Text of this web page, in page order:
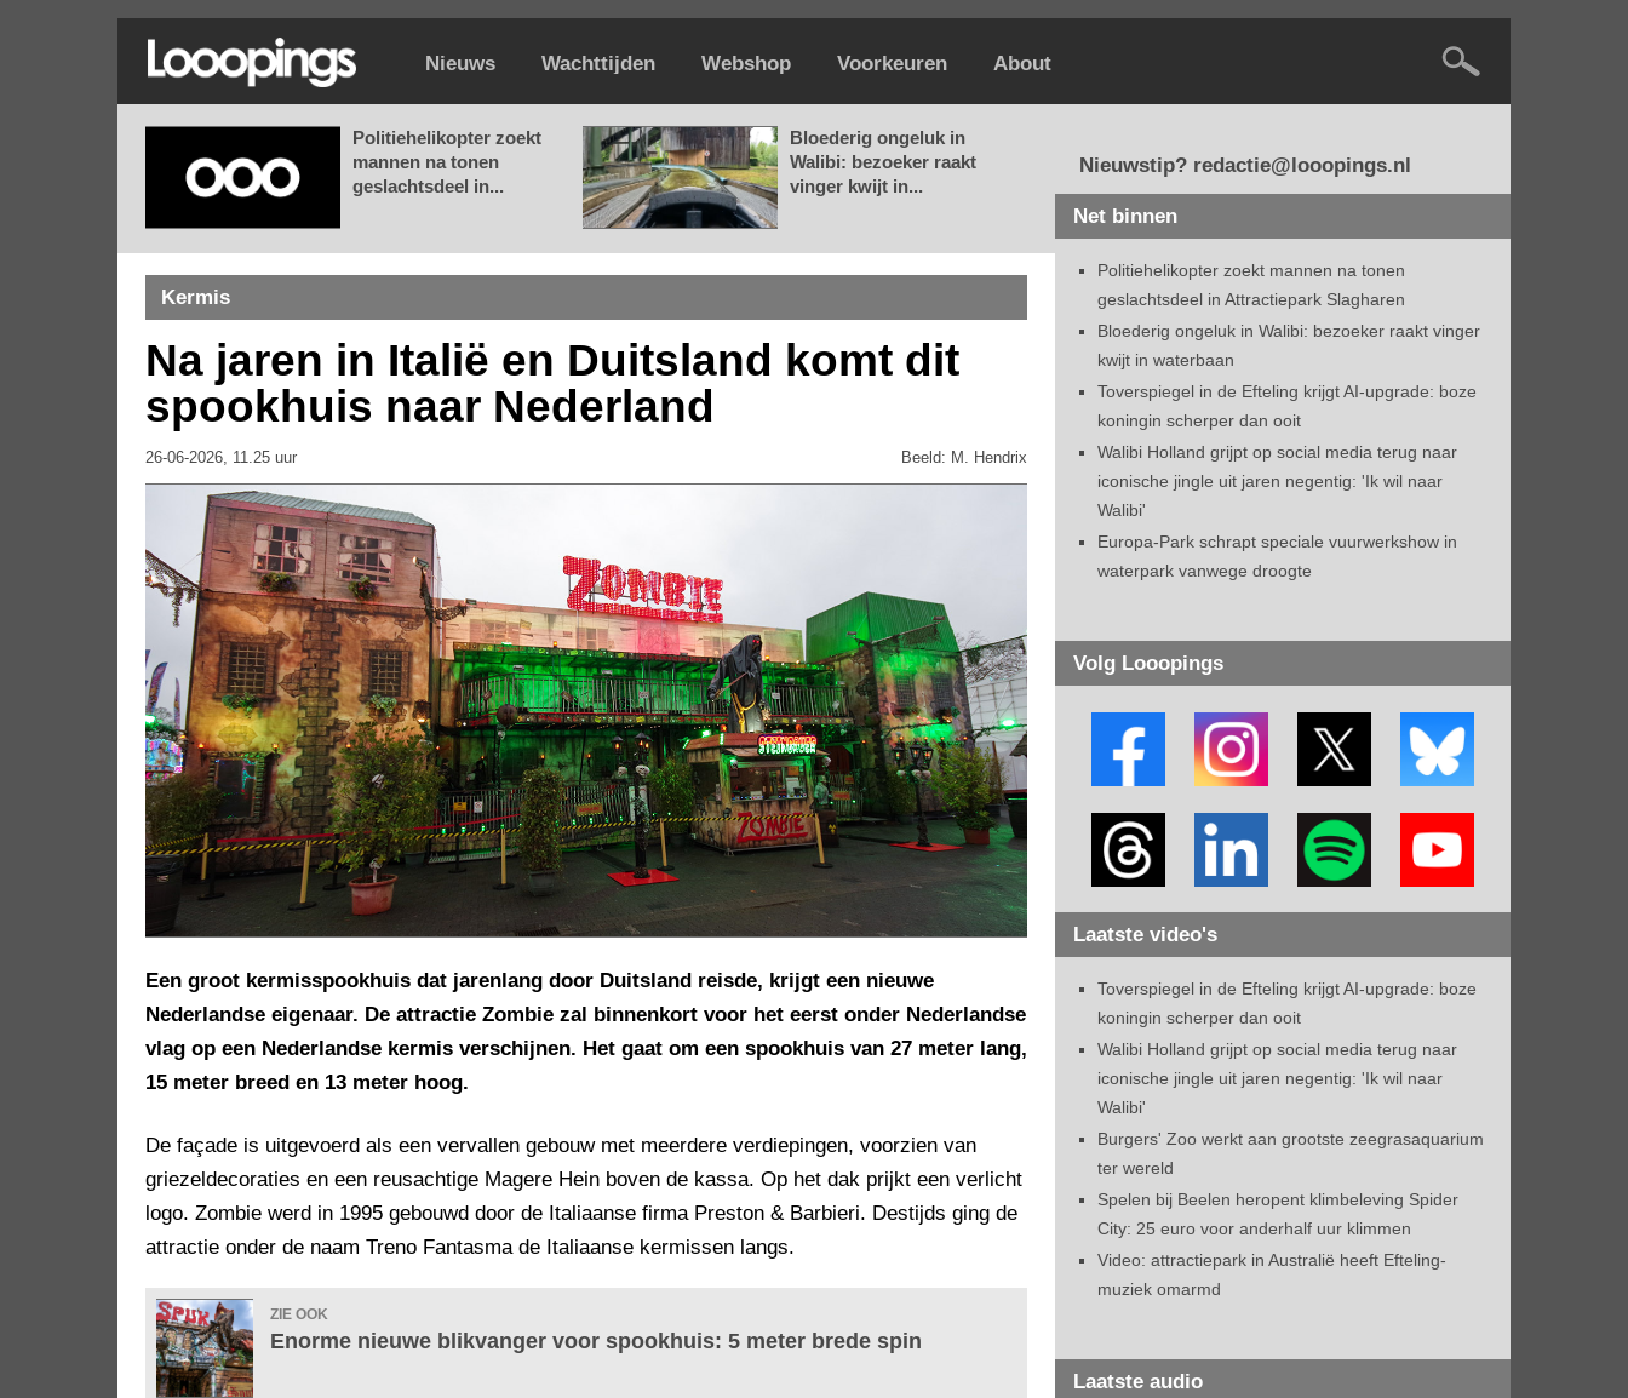
Nieuws Wachttijden Webshop Voorkeuren About
Politiehelikopter zoekt
mannen na tonen
geslachtsdeel in...
Bloederig ongeluk in
Walibi: bezoeker raakt
vinger kwijt in...
Kermis
Na jaren in Italië en Duitsland komt dit
spookhuis naar Nederland
26-06-2026, 11.25 uur Beeld: M. Hendrix
Een groot kermisspookhuis dat jarenlang door Duitsland reisde, krijgt een nieuwe
Nederlandse eigenaar. De attractie Zombie zal binnenkort voor het eerst onder Nederlandse
vlag op een Nederlandse kermis verschijnen. Het gaat om een spookhuis van 27 meter lang,
15 meter breed en 13 meter hoog.
De façade is uitgevoerd als een vervallen gebouw met meerdere verdiepingen, voorzien van
griezeldecoraties en een reusachtige Magere Hein boven de kassa. Op het dak prijkt een verlicht
logo. Zombie werd in 1995 gebouwd door de Italiaanse firma Preston & Barbieri. Destijds ging de
attractie onder de naam Treno Fantasma de Italiaanse kermissen langs.
ZIE OOK
Enorme nieuwe blikvanger voor spookhuis: 5 meter brede spin
Nieuwstip? redactie@looopings.nl
Net binnen
Politiehelikopter zoekt mannen na tonen
geslachtsdeel in Attractiepark Slagharen
Bloederig ongeluk in Walibi: bezoeker raakt vinger
kwijt in waterbaan
Toverspiegel in de Efteling krijgt AI-upgrade: boze
koningin scherper dan ooit
Walibi Holland grijpt op social media terug naar
iconische jingle uit jaren negentig: 'Ik wil naar
Walibi'
Europa-Park schrapt speciale vuurwerkshow in
waterpark vanwege droogte
Volg Looopings
Laatste video's
Toverspiegel in de Efteling krijgt AI-upgrade: boze
koningin scherper dan ooit
Walibi Holland grijpt op social media terug naar
iconische jingle uit jaren negentig: 'Ik wil naar
Walibi'
Burgers' Zoo werkt aan grootste zeegrasaquarium
ter wereld
Spelen bij Beelen heropent klimbeleving Spider
City: 25 euro voor anderhalf uur klimmen
Video: attractiepark in Australië heeft Efteling-
muziek omarmd
Laatste audio